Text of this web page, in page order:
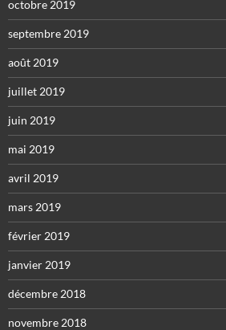
octobre 2019
septembre 2019
août 2019
juillet 2019
juin 2019
mai 2019
avril 2019
mars 2019
février 2019
janvier 2019
décembre 2018
novembre 2018